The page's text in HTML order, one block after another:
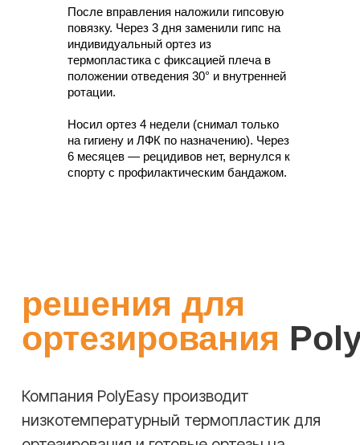
После вправления наложили гипсовую
повязку. Через 3 дня заменили гипс на
индивидуальный ортез из
термопластика с фиксацией плеча в
положении отведения 30° и внутренней
ротации.
Носил ортез 4 недели (снимал только
на гигиену и ЛФК по назначению). Через
6 месяцев — рецидивов нет, вернулся к
спорту с профилактическим бандажом.
03
Нагревание
Поместите материал в тёплую воду или
обработайте феном, пока он не станет
Подготовка
Разрежьте лист Polyeasy на нужный
размер или возьмите уже готовую
пинцет, ёмкость для воды (или термофен),
ножницы и при необходимости трубчатый бинт и